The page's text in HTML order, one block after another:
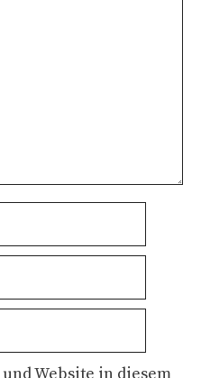
Website in diesem